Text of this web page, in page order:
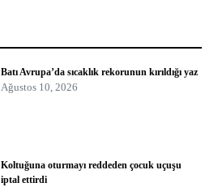
Batı Avrupa’da sıcaklık rekorunun kırıldığı yaz
Ağustos 10, 2026
Koltuğuna oturmayı reddeden çocuk uçuşu
iptal ettirdi